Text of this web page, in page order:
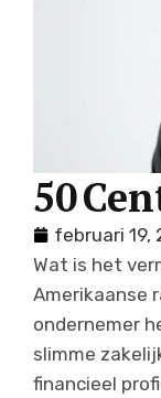
50
februari 19,
Wat is het
Amerikaanse
ondernemer
slimme
financieel